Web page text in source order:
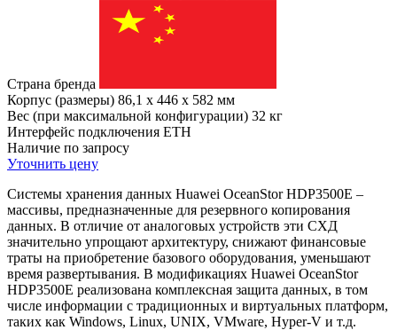
Страна бренда
Корпус (размеры) 86,1 x 446 x 582 мм
Вес (при максимальной конфигурации) 32 кг
Интерфейс подключения ETH
Наличие по запросу
Уточнить цену
Системы хранения данных Huawei OceanStor HDP3500E –
массивы, предназначенные для резервного копирования
данных. В отличие от аналоговых устройств эти СХД
значительно упрощают архитектуру, снижают финансовые
траты на приобретение базового оборудования, уменьшают
время развертывания. В модификациях Huawei OceanStor
HDP3500E реализована комплексная защита данных, в том
числе информации с традиционных и виртуальных платформ,
таких как Windows, Linux, UNIX, VMware, Hyper-V и т.д.